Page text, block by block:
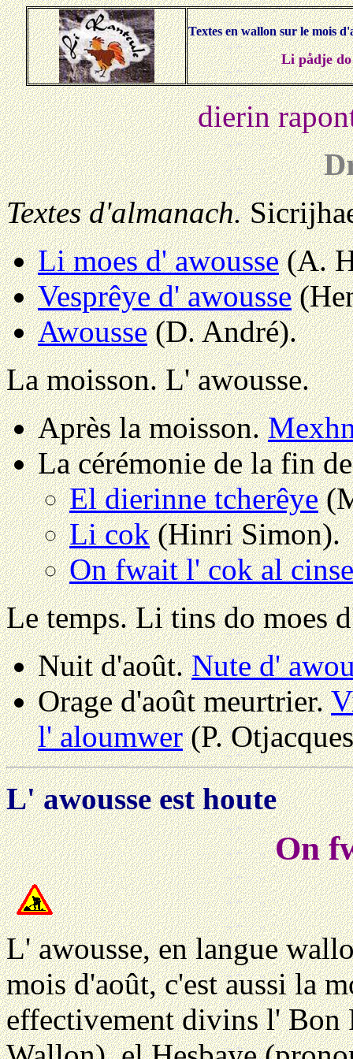
Textes en wallon sur le mois
Li pådje do
dierin
Textes d'almanach.
Li moes d' awousse(A.
Vesprêye d' awousse
Awousse(D. André).
La moisson.L' awousse.
Après la moisson.
La cérémonie de la fin
El dierinne tcherêye
Li cok(Hinri Simon).
On fwait l' cok al cinse
Le temps.Li tins do moes
Nuit d'août. Nute d'
Orage d'août meurtrier.
l' aloumwer(P.
L' awousse est houte
On
L' awousse, en langue
mois d'août, c'est aussi la
effectivement divins l' Bon